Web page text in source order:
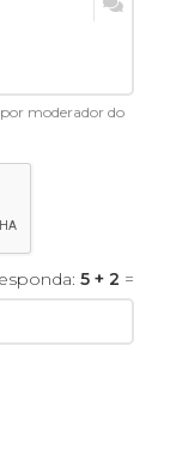
moderador do
5 + 2 =